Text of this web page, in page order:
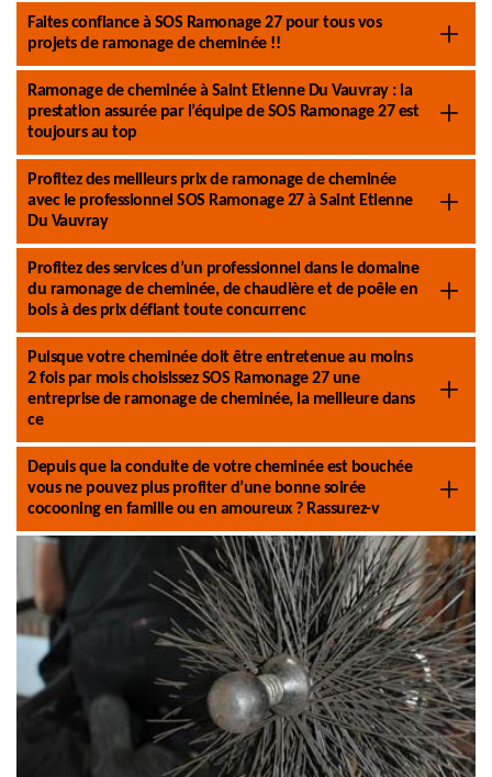
Faites confiance à SOS Ramonage 27 pour tous vos
projets de ramonage de cheminée !!
Ramonage de cheminée à Saint Etienne Du Vauvray : la
prestation assurée par l’équipe de SOS Ramonage 27 est
toujours au top
Profitez des meilleurs prix de ramonage de cheminée
avec le professionnel SOS Ramonage 27 à Saint Etienne
Du Vauvray
Profitez des services d’un professionnel dans le domaine
du ramonage de cheminée, de chaudière et de poêle en
bois à des prix défiant toute concurrenc
Puisque votre cheminée doit être entretenue au moins
2 fois par mois choisissez SOS Ramonage 27 une
entreprise de ramonage de cheminée, la meilleure dans
ce
Depuis que la conduite de votre cheminée est bouchée
vous ne pouvez plus profiter d’une bonne soirée
cocooning en famille ou en amoureux ? Rassurez-v